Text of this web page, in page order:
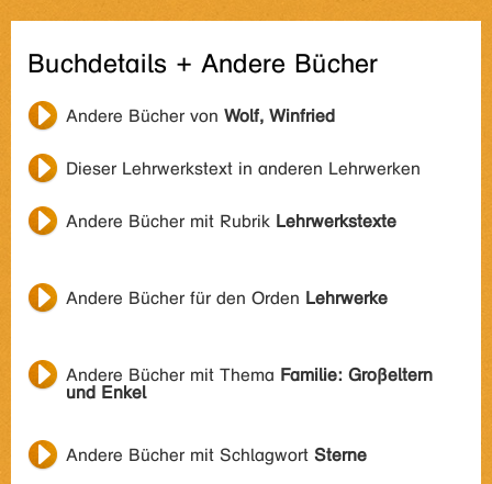
Buchdetails + Andere Bücher
Andere Bücher von Wolf, Winfried
Dieser Lehrwerkstext in anderen Lehrwerken
Andere Bücher mit Rubrik Lehrwerkstexte
Andere Bücher für den Orden Lehrwerke
Andere Bücher mit Thema Familie: Großeltern
und Enkel
Andere Bücher mit Schlagwort Sterne